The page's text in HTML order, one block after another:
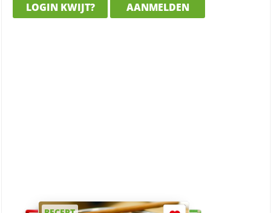
LOGIN KWIJT? AANMELDEN